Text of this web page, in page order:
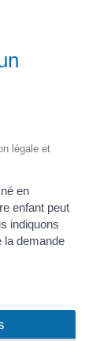
légale et
en
enfant peut
indiquons
la demande